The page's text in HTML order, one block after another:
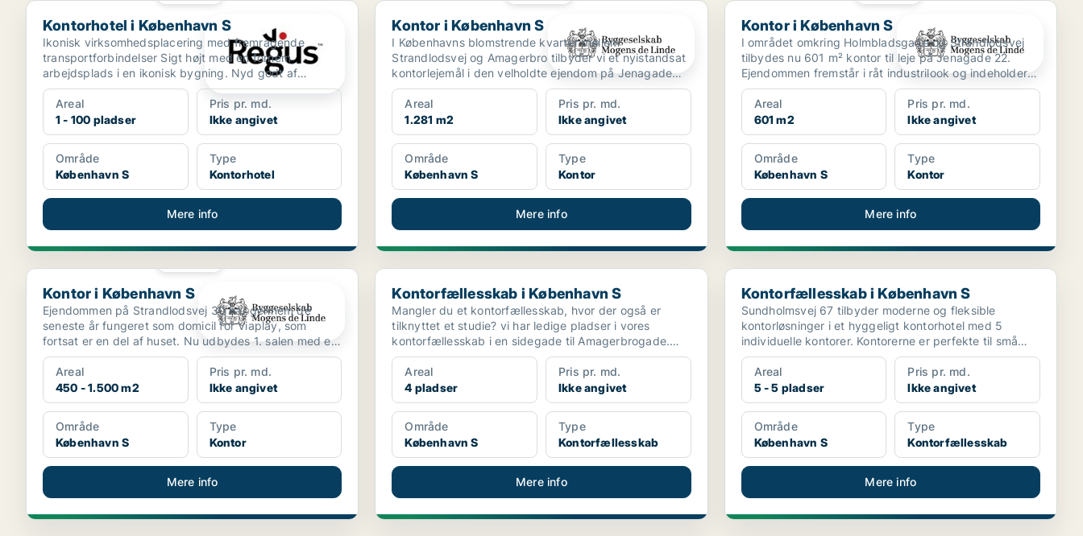
Kontorhotel i København S
Kontorhotel i København S
Ikonisk virksomhedsplacering med fremragende
transportforbindelser Sigt højt med en fornem
arbejdsplads i en ikonisk bygning. Nyd godt af
Ørestads beliggenh...
Areal
1 - 100 pladser
Pris pr. md.
Ikke angivet
Område
København S
Type
Kontorhotel
Mere info
Kontor i København S
Kontor i København S
I Københavns blomstrende kvarter mellem
Strandlodsvej og Amagerbro tilbyder vi et nyistandsat
kontorlejemål i den velholdte ejendom på Jenagade
22. Ejendomme...
Areal
1.281 m2
Pris pr. md.
Ikke angivet
Område
København S
Type
Kontor
Mere info
Kontor i København S
Kontor i København S
I området omkring Holmbladsgade og Strandlodsvej
tilbydes nu 601 m² kontor til leje på Jenagade 22.
Ejendommen fremstår i råt industrilook og indeholder
krea...
Areal
601 m2
Pris pr. md.
Ikke angivet
Område
København S
Type
Kontor
Mere info
Kontor i København S
Kontor i København S
Ejendommen på Strandlodsvej 30 har gennem de
seneste år fungeret som domicil for Viaplay, som
fortsat er en del af huset. Nu udbydes 1. salen med et
samlet a...
Areal
450 - 1.500 m2
Pris pr. md.
Ikke angivet
Område
København S
Type
Kontor
Mere info
Kontorfællesskab i København S
Kontorfællesskab i København S
Mangler du et kontorfællesskab, hvor der også er
tilknyttet et studie? vi har ledige pladser i vores
kontorfællesskab i en sidegade til Amagerbrogade.
Udov...
Areal
4 pladser
Pris pr. md.
Ikke angivet
Område
København S
Type
Kontorfællesskab
Mere info
Kontorfællesskab i København S
Kontorfællesskab i København S
Sundholmsvej 67 tilbyder moderne og fleksible
kontorløsninger i et hyggeligt kontorhotel med 5
individuelle kontorer. Kontorerne er perfekte til små
virksomh...
Areal
5 - 5 pladser
Pris pr. md.
Ikke angivet
Område
København S
Type
Kontorfællesskab
Mere info